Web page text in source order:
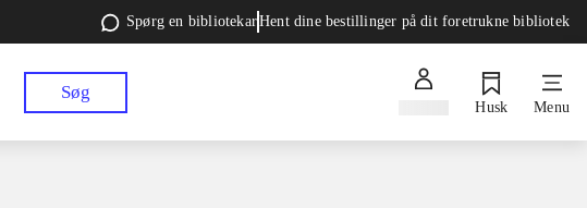
Spørg en bibliotekarHent dine bestillinger på dit foretrukne bibliotek
Søg
Husk Menu